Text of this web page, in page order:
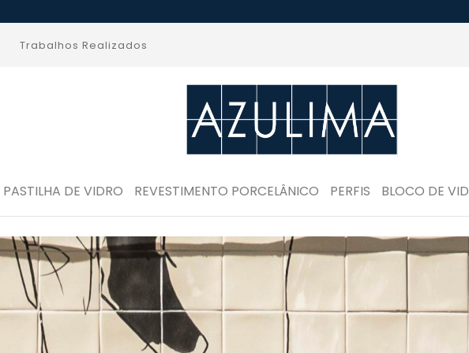
Trabalhos Realizados
PASTILHA DE VIDRO REVESTIMENTO PORCELÂNICO PERFIS BLOCO DE